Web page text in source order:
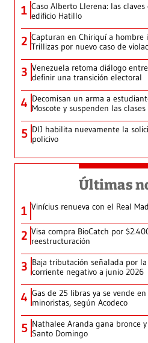
1 Caso Alberto Llerena: las
edificio Hatillo
2 Capturan en Chiriquí a hombre
Trillizas por nuevo caso de
3 Venezuela retoma diálogo
definir una transición electoral
4 Decomisan un arma a
Moscote y suspenden las clases
5 DIJ habilita nuevamente la
policivo
Últimas
1 Vinícius renueva con el Real
2 Visa compra BioCatch por
reestructuración
3 Baja tributación señalada por
corriente negativo a junio 2026
4 Gas de 25 libras ya se vende
minoristas, según Acodeco
5 Nathalee Aranda gana bronce
Santo Domingo